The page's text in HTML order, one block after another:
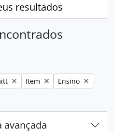
resultados
Remover filtro:
Item Remover filtro:
Ensino
avançada